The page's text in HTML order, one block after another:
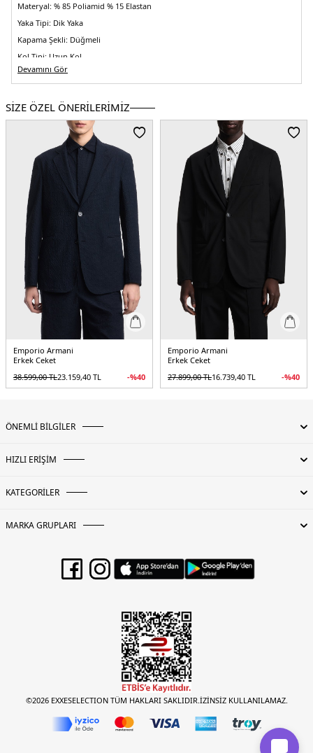
Materyal: % 85 Poliamid % 15 Elastan
Yaka Tipi: Dik Yaka
Kapama Şekli: Düğmeli
Kol Tipi: Uzun Kol
Cep:Cepli
Boy:Standart
Kalıp Bilgisi:Comfort Fit
Manken Bedeni:Boy : 1.86 cm / Göğüs : 96 cm / Bel : 77 cm / Basen : 97 cm /
Beden : M
Yaş Grubu:
Yetişkin
Menşei:
5DK1EM003695AF18502UC001.07
Devamını Gör
SİZE ÖZEL ÖNERİLERİMİZ
Emporio Armani
Erkek Ceket
38.599,00TL23.159,40 TL -%40
Emporio Armani
Erkek Ceket
27.899,00TL16.739,40 TL -%40
ÖNEMLİ BİLGİLER
HIZLI ERİŞİM
KATEGORİLER
MARKA GRUPLARI
©2026 EXXESELECTION TÜM HAKLARI SAKLIDIR.İZİNSİZ KULLANILAMAZ.